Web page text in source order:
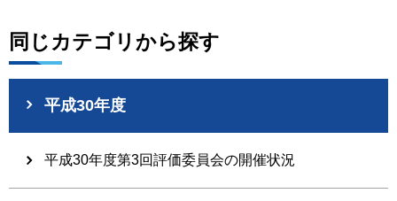
同じカテゴリから探す
平成30年度
平成30年度第3回評価委員会の開催状況